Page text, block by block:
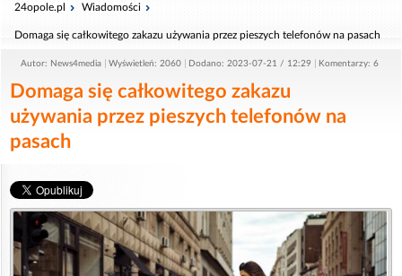
24opole.pl Wiadomości
Domaga się całkowitego zakazu używania przez pieszych telefonów na pasach
Autor: News4media Wyświetleń: 2060 Dodano: 2023-07-21 / 12:29 Komentarzy: 6
Domaga się całkowitego zakazu
używania przez pieszych telefonów na
pasach